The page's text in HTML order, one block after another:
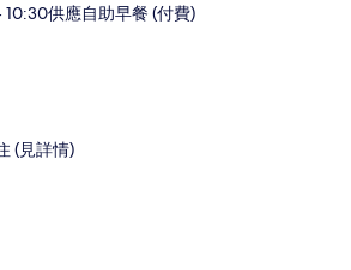
供應自助早餐 (付費)
(見詳情)